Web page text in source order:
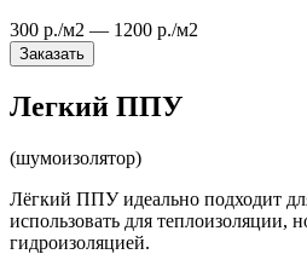
300 р./м2 — 1200 р./м2
Заказать
Легкий ППУ
(шумоизолятор)
Лёгкий ППУ идеально подходит
использовать для теплоизоляции,
гидроизоляцией.